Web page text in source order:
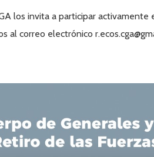
los invita a participar activamente
al correo electrónico